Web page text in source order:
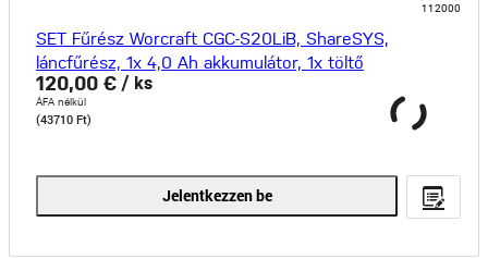
112000
SET Fűrész Worcraft CGC-S20LiB, ShareSYS,
láncfűrész, 1x 4,0 Ah akkumulátor, 1x töltő
120,00 € / ks
ÁFA nélkül
(43710 Ft)
Jelentkezzen be